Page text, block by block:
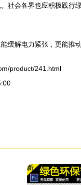
社会各界也应积极践行
解电力紧张，更能推
product/241.html